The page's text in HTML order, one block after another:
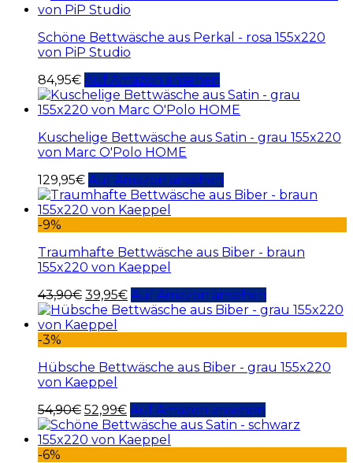
Schöne Bettwäsche aus Perkal - rosa 155x220
von PiP Studio
84,95€ Auf Amazon ansehen
Kuschelige Bettwäsche aus Satin - grau 155x220
von Marc O'Polo HOME
129,95€ Auf Amazon ansehen
-9%
Traumhafte Bettwäsche aus Biber - braun
155x220 von Kaeppel
43,90€ 39,95€ Auf Amazon ansehen
-3%
Hübsche Bettwäsche aus Biber - grau 155x220
von Kaeppel
54,90€ 52,99€ Auf Amazon ansehen
-6%